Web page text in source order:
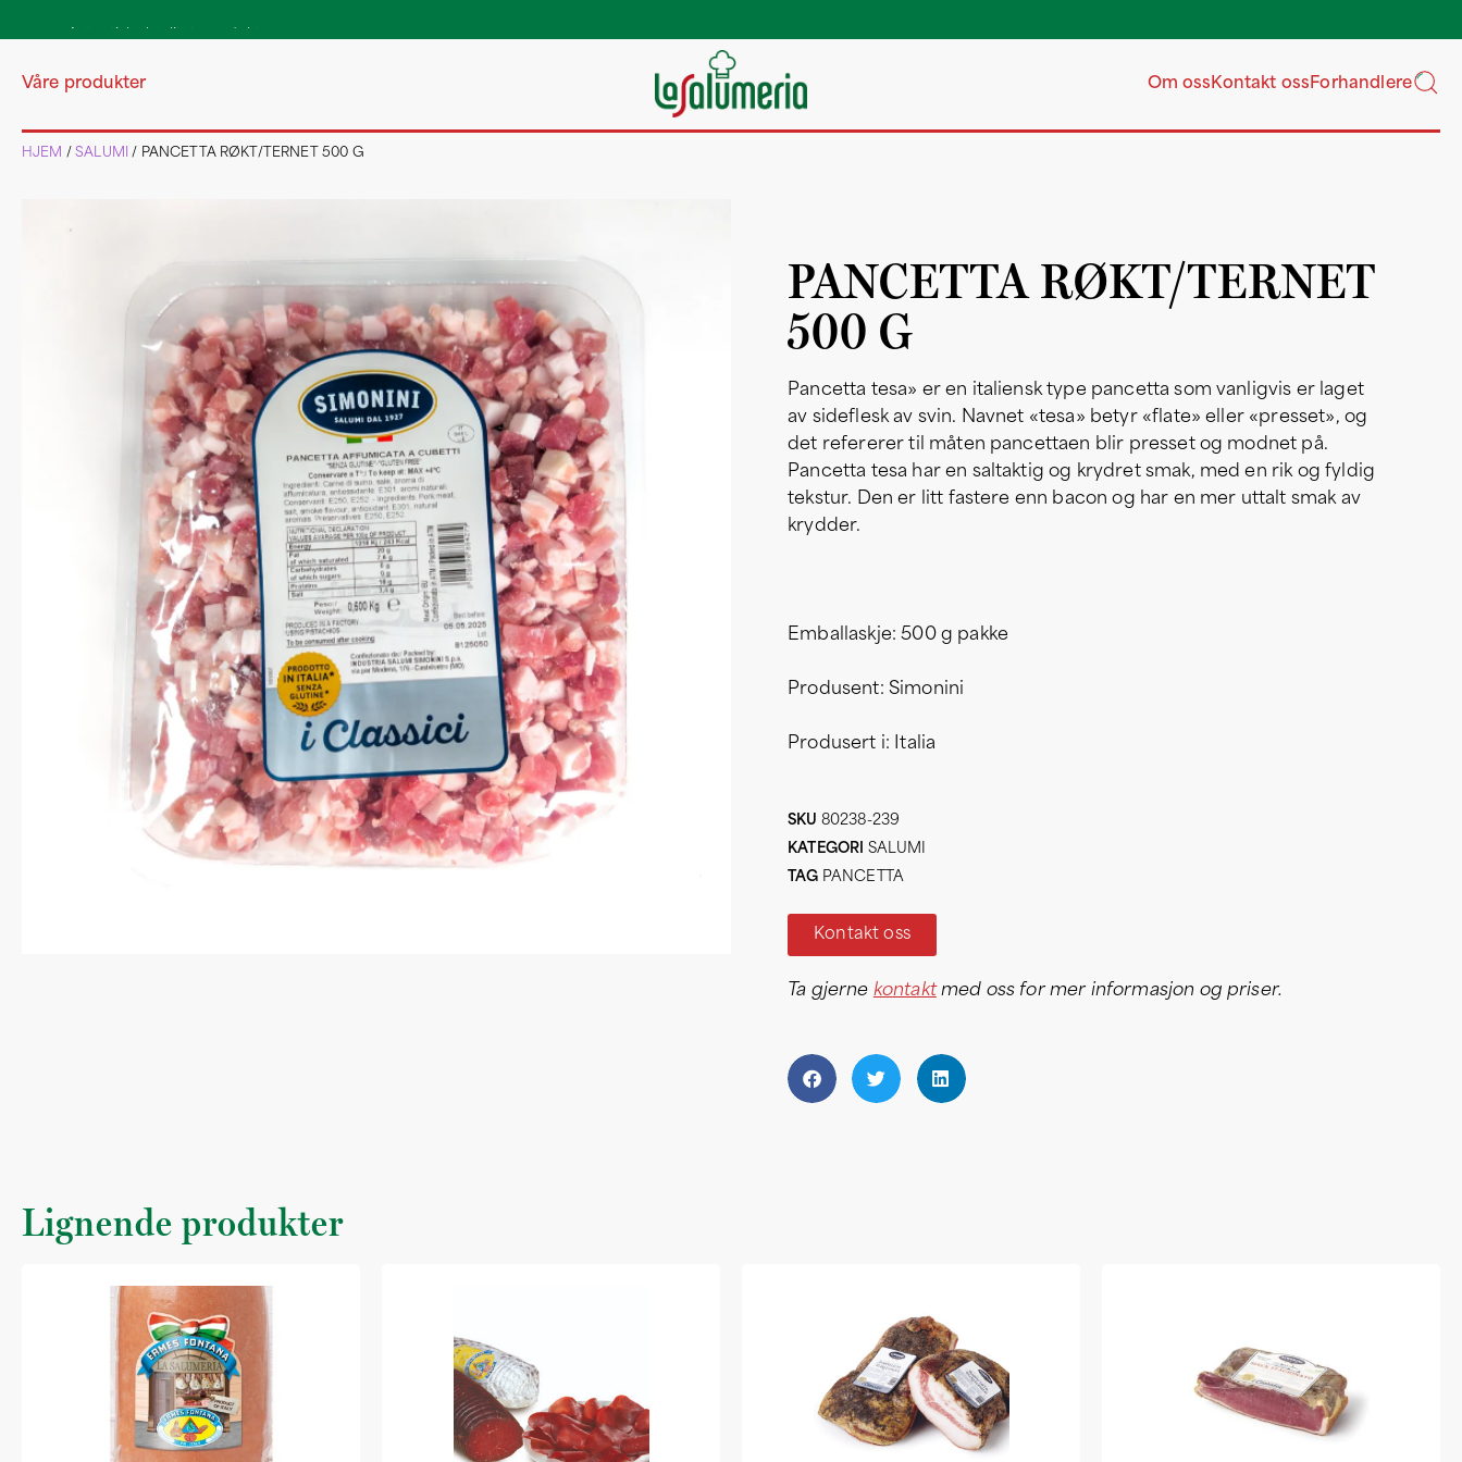
Våre produkter Om ossKontakt ossForhandlere
HJEM /SALUMI / PANCETTA RØKT/TERNET 500 G
PANCETTA RØKT/TERNET
500 G
Pancetta tesa» er en italiensk type pancetta som vanligvis er laget
av sideflesk av svin. Navnet «tesa» betyr «flate» eller «presset», og
det refererer til måten pancettaen blir presset og modnet på.
Pancetta tesa har en saltaktig og krydret smak, med en rik og fyldig
tekstur. Den er litt fastere enn bacon og har en mer uttalt smak av
krydder.
Emballaskje: 500 g pakke
Produsent: Simonini
Produsert i: Italia
SKU 80238-239
KATEGORI
SALUMI
TAG PANCETTA
Kontakt oss
Ta gjerne kontaktmed oss for mer informasjon og priser.
Lignende produkter